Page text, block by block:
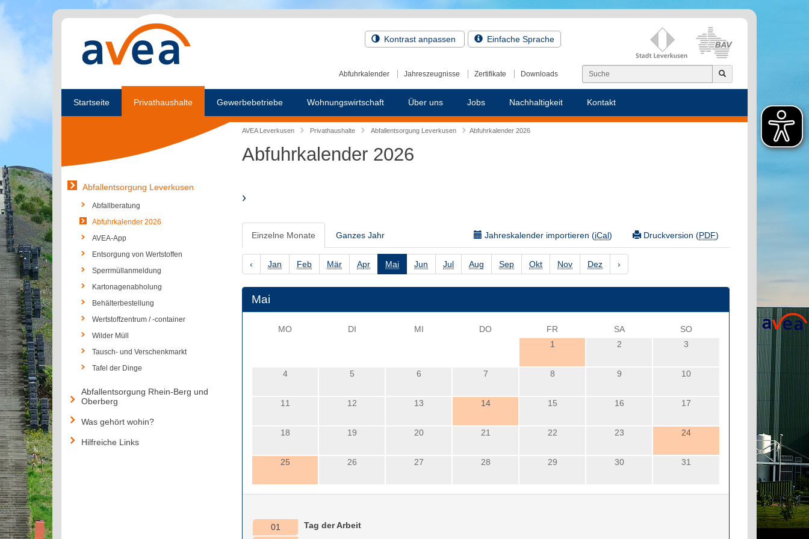
Kontrast anpassen Einfache Sprache
Abfuhrkalender Jahreszeugnisse Zertifikate Downloads
Startseite Privathaushalte Gewerbebetriebe Wohnungswirtschaft Über uns Jobs Nachhaltigkeit Kontakt
AVEA Leverkusen Privathaushalte Abfallentsorgung Leverkusen Abfuhrkalender 2026
Abfuhrkalender 2026
›
Einzelne Monate Ganzes Jahr Druckversion (PDF)
Jahreskalender importieren (iCal)
‹ Jan Feb Mär Apr Mai Jun Jul Aug Sep Okt Nov Dez ›
Mai
MO DI MI DO FR SA
SO
1
2 3
4 5 6 7 8 9 10
11 12 13 14 15 16 17
18 19 20 21 22 23 24
25 26 27 28 29 30 31
01
Tag der Arbeit
Abfallentsorgung Leverkusen
Abfallberatung
Abfuhrkalender 2026
AVEA-App
Entsorgung von Wertstoffen
Sperrmüllanmeldung
Kartonagenabholung
Behälterbestellung
Wertstoffzentrum / -container
Wilder Müll
Tausch- und Verschenkmarkt
Tafel der Dinge
Abfallentsorgung Rhein-Berg und
Oberberg
Was gehört wohin?
Hilfreiche Links